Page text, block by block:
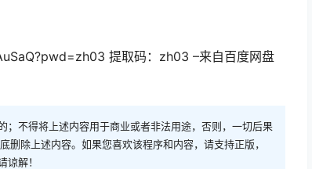
提取码：zh03 –来自百度网盘
不得将上述内容用于商业或者非法用途，否则，一切后果
除上述内容。如果您喜欢该程序和内容，请支持正版，
解！